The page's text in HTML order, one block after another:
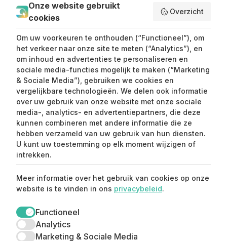
SEND ME LOVE LETTERS
Claim mijn 15%
korting ⚡️
eerste aankoop.
Onze website gebruikt
cookies
Overzicht
Om uw voorkeuren te onthouden (“Functioneel”), om
het verkeer naar onze site te meten (“Analytics”), en
om inhoud en advertenties te personaliseren en
sociale media-functies mogelijk te maken (“Marketing
& Sociale Media”), gebruiken we cookies en
vergelijkbare technologieën. We delen ook informatie
over uw gebruik van onze website met onze sociale
media-, analytics- en advertentiepartners, die deze
kunnen combineren met andere informatie die ze
hebben verzameld van uw gebruik van hun diensten.
U kunt uw toestemming op elk moment wijzigen of
intrekken.
Meer informatie over het gebruik van cookies op onze
website is te vinden in ons privacybeleid.
Functioneel
Analytics
Marketing & Sociale Media